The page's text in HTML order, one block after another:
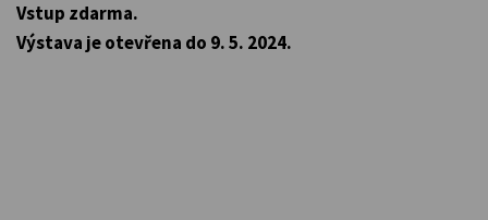
Vstup zdarma.
Výstava je otevřena do 9. 5. 2024.